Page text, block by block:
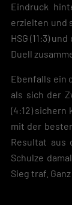
Eindruck
erzielten und
HSG (11:3)
Duell
Ebenfalls ein
als sich der
(4:12) sichern
mit der
Resultat aus
Schulze
Sieg traf.